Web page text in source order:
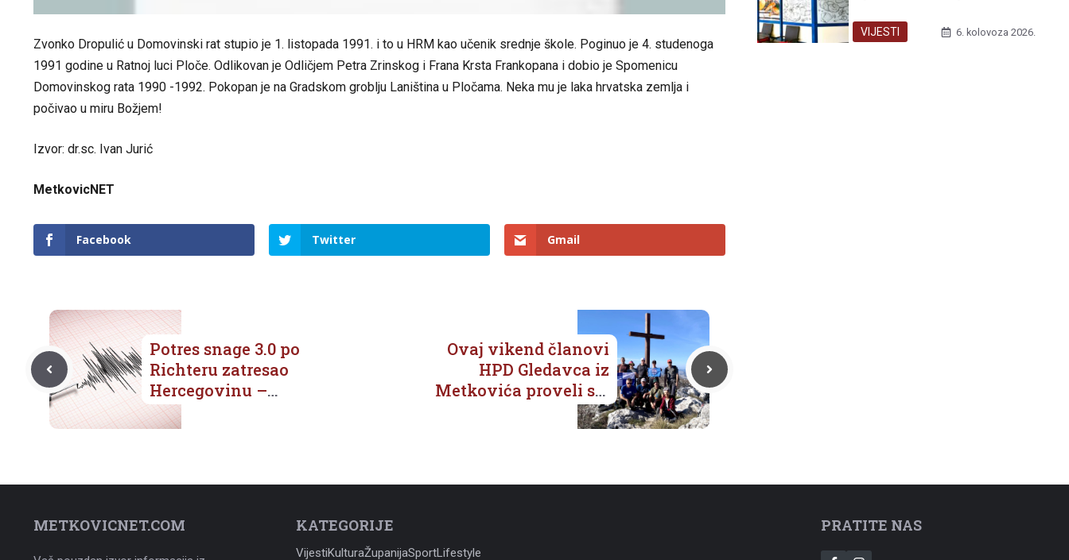
Zvonko Dropulić u Domovinski rat stupio je 1. listopada 1991. i to u HRM kao učenik srednje škole. Poginuo je 4. studenoga
1991 godine u Ratnoj luci Ploče. Odlikovan je Odličjem Petra Zrinskog i Frana Krsta Frankopana i dobio je Spomenicu
Domovinskog rata 1990 -1992. Pokopan je na Gradskom groblju Laniština u Pločama. Neka mu je laka hrvatska zemlja i
počivao u miru Božjem!
Izvor: dr.sc. Ivan Jurić
MetkovicNET
Facebook Twitter Gmail
Potres snage 3.0 po
Richteru zatresao
Hercegovinu –
epicentar kod Stoca
Ovaj vikend članovi
HPD Gledavca iz
Metkovića proveli su
na Mosoru
VIJESTI 6. kolovoza 2026.
METKOVICNET.COM KATEGORIJE
VijestiKulturaŽupanijaSportLifestyle
PRATITE NAS